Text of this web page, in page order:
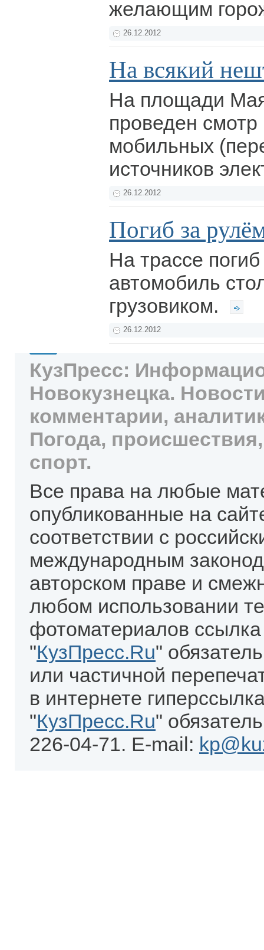
желающим
26.12.2012
На всякий
На площади
проведен смотр
мобильных
источников
26.12.2012
Погиб за
На трассе
автомобиль
грузовиком.
26.12.2012
КузПресс:
Новокузнецка.
комментарии,
Погода,
спорт.
Все права на любые
опубликованные на
соответствии с
международным
авторском праве и
любом использовании
фотоматериалов
"КузПресс.Ru"
или частичной
в интернете
"КузПресс.Ru"
226-04-71. E-mail: